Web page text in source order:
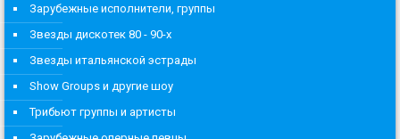
Зарубежные исполнители, группы
Звезды дискотек 80 - 90-х
Звезды итальянской эстрады
Show Groups и другие шоу
Трибьют группы и артисты